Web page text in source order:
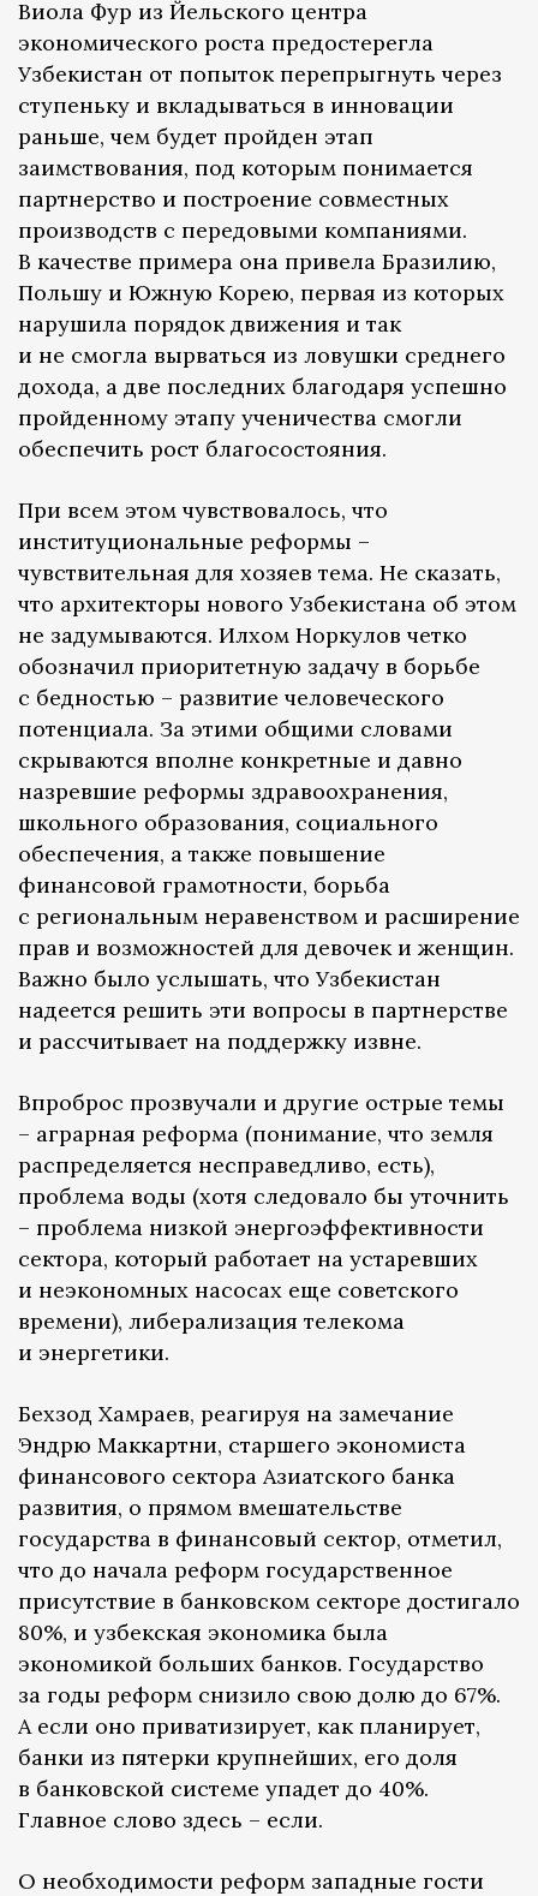
Виола Фур из Йельского центра
экономического роста предостерегла
Узбекистан от попыток перепрыгнуть через
ступеньку и вкладываться в инновации
раньше, чем будет пройден этап
заимствования, под которым понимается
партнерство и построение совместных
производств с передовыми компаниями.
В качестве примера она привела Бразилию,
Польшу и Южную Корею, первая из которых
нарушила порядок движения и так
и не смогла вырваться из ловушки среднего
дохода, а две последних благодаря успешно
пройденному этапу ученичества смогли
обеспечить рост благосостояния.
При всем этом чувствовалось, что
институциональные реформы –
чувствительная для хозяев тема. Не сказать,
что архитекторы нового Узбекистана об этом
не задумываются. Илхом Норкулов четко
обозначил приоритетную задачу в борьбе
с бедностью – развитие человеческого
потенциала. За этими общими словами
скрываются вполне конкретные и давно
назревшие реформы здравоохранения,
школьного образования, социального
обеспечения, а также повышение
финансовой грамотности, борьба
с региональным неравенством и расширение
прав и возможностей для девочек и женщин.
Важно было услышать, что Узбекистан
надеется решить эти вопросы в партнерстве
и рассчитывает на поддержку извне.
Впроброс прозвучали и другие острые темы
– аграрная реформа (понимание, что земля
распределяется несправедливо, есть),
проблема воды (хотя следовало бы уточнить
– проблема низкой энергоэффективности
сектора, который работает на устаревших
и неэкономных насосах еще советского
времени), либерализация телекома
и энергетики.
Бехзод Хамраев, реагируя на замечание
Эндрю Маккартни, старшего экономиста
финансового сектора Азиатского банка
развития, о прямом вмешательстве
государства в финансовый сектор, отметил,
что до начала реформ государственное
присутствие в банковском секторе достигало
80%, и узбекская экономика была
экономикой больших банков. Государство
за годы реформ снизило свою долю до 67%.
А если оно приватизирует, как планирует,
банки из пятерки крупнейших, его доля
в банковской системе упадет до 40%.
Главное слово здесь – если.
О необходимости реформ западные гости